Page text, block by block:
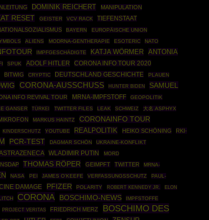
DOMINIK REICHERT MANIPULATION
RESET GEISTER VCV RACK TIEFENSTAAT
BAYERN EUROPÄISCHE UNION
ALIENS MODRNA-GENTHERAPIE ESOTERIC
NATO
IMPFGESCHÄDIGTE KATJA WÖRMER
ANTONIA
SPUK ADOLF HITLER CORONA INFO TOUR 2020
BITWIG CRYPTIC DEUTSCHLAND GESCHICHTE PLAUEN
CORONA-AUSSCHUSS HUNTER BIDEN
SAMUEL
INFO REVIVAL TOUR MRNA-IMPFSTOFF GEOPOLITIK
GANSER TÜRKEI TWITTER FILES LEAK SCHWEIZ 大名 ASPHYX
MARKUS HAINTZ
CORONAINFO TOUR
KINDERSCHUTZ YOUTUBE REALPOLITIK HEIKO SCHÖNING
RKI-
PCR-TEST DAGMAR SCHÖN UKRAINE-KONFLIKT
WLADIMIR PUTIN MORD
NSDAP THOMAS RÖPER GEIMPFT TWITTER
MRNA-
NASA PEI JAMES O'KEEFE VERFASSUNGSSCHUTZ
PAUL-
DAMAGE PFIZER POLARITY ROBERT KENNEDY JR. ELON
CORONA BOSCHIMO-NEWS IMPFSTOFFE
PROJECT VERITAS FRIEDRICH MERZ
BOSCHIMO DES